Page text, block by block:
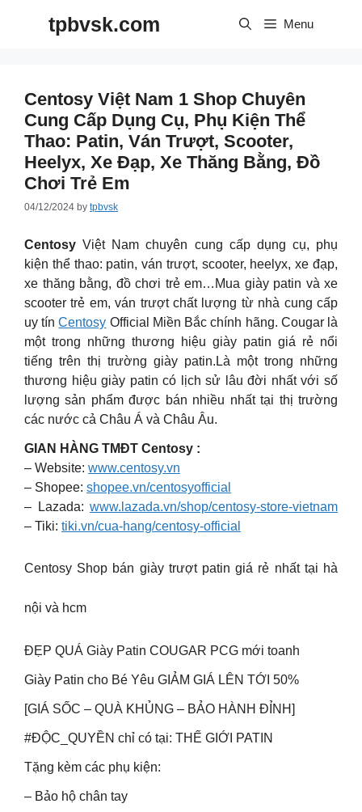
tpbvsk.com Menu
Centosy Việt Nam 1 Shop Chuyên
Cung Cấp Dụng Cụ, Phụ Kiện Thể
Thao: Patin, Ván Trượt, Scooter,
Heelyx, Xe Đạp, Xe Thăng Bằng, Đồ
Chơi Trẻ Em
04/12/2024 by tpbvsk
Centosy Việt Nam chuyên cung cấp dụng cụ, phụ
kiện thể thao: patin, ván trượt, scooter, heelyx, xe đạp,
xe thăng bằng, đồ chơi trẻ em…Mua giày patin và xe
scooter trẻ em, ván trượt chất lượng từ nhà cung cấp
uy tínCentosy Official Miền Bắc chính hãng. Cougar là
một trong những thương hiệu giày patin giá rẻ nổi
tiếng trên thị trường giày patin.Là một trong những
thương hiệu giày patin có lịch sử lâu đời nhất với số
lượng sản phẩm được bán nhiều nhất tại thị trường
các nước cả Châu Á và Châu Âu.
GIAN HÀNG TMĐT Centosy :
– Website: www.centosy.vn
– Shopee: shopee.vn/centosyofficial
– Lazada: www.lazada.vn/shop/centosy-store-vietnam
– Tiki: tiki.vn/cua-hang/centosy-official
Centosy Shop bán giày trượt patin giá rẻ nhất tại hà
nội và hcm
ĐẸP QUÁ Giày Patin COUGAR PCG mới toanh
Giày Patin cho Bé Yêu GIẢM GIÁ LÊN TỚI 50%
[GIÁ SỐC – QUÀ KHỦNG – BẢO HÀNH ĐỈNH]
#ĐỘC_QUYỀN chỉ có tại: THẾ GIỚI PATIN
Tặng kèm các phụ kiện:
– Bảo hộ chân tay